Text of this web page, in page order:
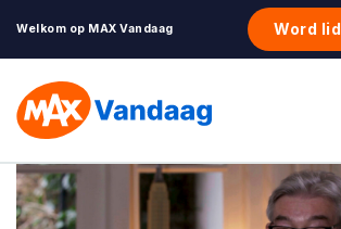
Welkom op MAX Vandaag Word lid